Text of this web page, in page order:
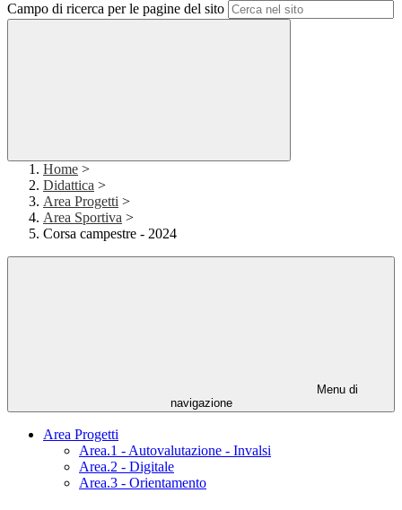
Campo di ricerca per le pagine del sito
Home >
Didattica >
Area Progetti >
Area Sportiva >
Corsa campestre - 2024
Menu di
navigazione
Area Progetti
Area.1 - Autovalutazione - Invalsi
Area.2 - Digitale
Area.3 - Orientamento